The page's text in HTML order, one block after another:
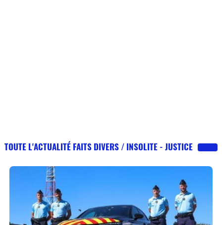
TOUTE L'ACTUALITÉ FAITS DIVERS / INSOLITE - JUSTICE